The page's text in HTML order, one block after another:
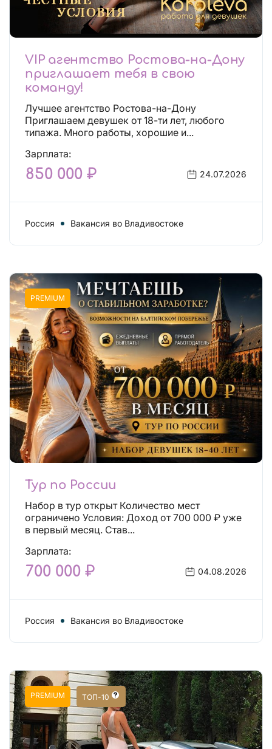
VIP агентство Ростова-на-Дону
приглашает тебя в свою
команду!
Лучшее агентство Ростова-на-Дону
Приглашаем девушек от 18-ти лет, любого
типажа. Много работы, хорошие и...
Зарплата:
850 000 ₽ 24.07.2026
Россия Вакансия во Владивостоке
PREMIUM
Тур по России
Набор в тур открыт Количество мест
ограничено Условия: Доход от 700 000 ₽ уже
в первый месяц. Став...
Зарплата:
700 000 ₽ 04.08.2026
Россия Вакансия во Владивостоке
PREMIUM ТОП-10